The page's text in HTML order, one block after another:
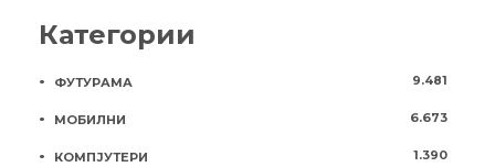
Категории
ФУТУРАМА 9.481
МОБИЛНИ 6.673
КОМПЈУТЕРИ 1.390